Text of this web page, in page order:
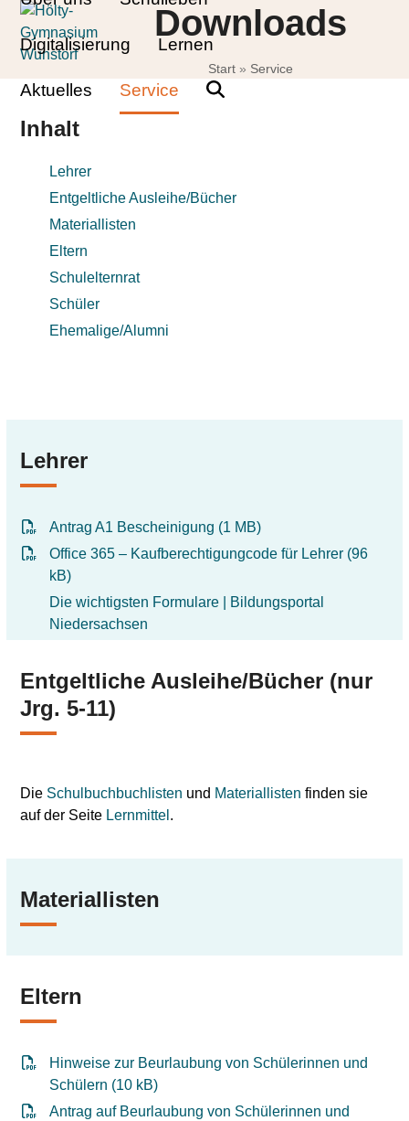
Skip
content
Digitalisierung Lernen
Aktuelles Service
Open
mobile
Close
mobile
Downloads
Start» Service
Inhalt
Lehrer
Entgeltliche Ausleihe/Bücher
Materiallisten
Eltern
Schulelternrat
Schüler
Ehemalige/Alumni
Lehrer
Antrag A1 Bescheinigung (1 MB)
Office 365 – Kaufberechtigungcode für Lehrer (96
kB)
Die wichtigsten Formulare | Bildungsportal
Niedersachsen
Entgeltliche Ausleihe/Bücher (nur
Jrg. 5-11)
Die Schulbuchbuchlisten und Materiallisten finden sie
auf der Seite Lernmittel .
Materiallisten
Eltern
Hinweise zur Beurlaubung von Schülerinnen und
Schülern (10 kB)
Antrag auf Beurlaubung von Schülerinnen und